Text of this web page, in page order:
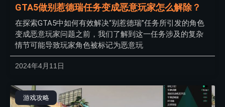
GTA5做别惹德瑞任务变成恶意玩家怎么解除？
在探索GTA5中如何有效解决“别惹德瑞”任务所引发的角色
变成恶意玩家问题之前，我们了解到这一任务涉及的复杂
情节可能导致玩家角色被标记为恶意玩
2024年4月11日
游戏攻略